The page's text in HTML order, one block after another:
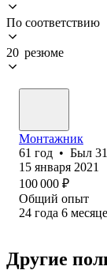
По соответствию
20 резюме
Монтажник
61 год • Был
15 января 2021
100 000 ₽
Общий опыт
24 года 6
Другие